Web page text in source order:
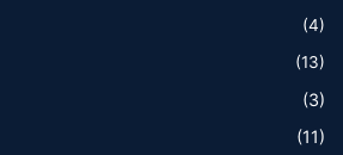
(4)
(13)
(3)
(11)